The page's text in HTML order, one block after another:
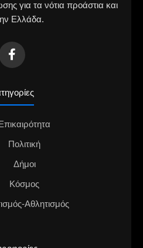
για τα νότια προάστια και
Ελλάδα.
Επικαιρότητα
Πολιτική
Δήμοι
Κόσμος
Αθλητισμός